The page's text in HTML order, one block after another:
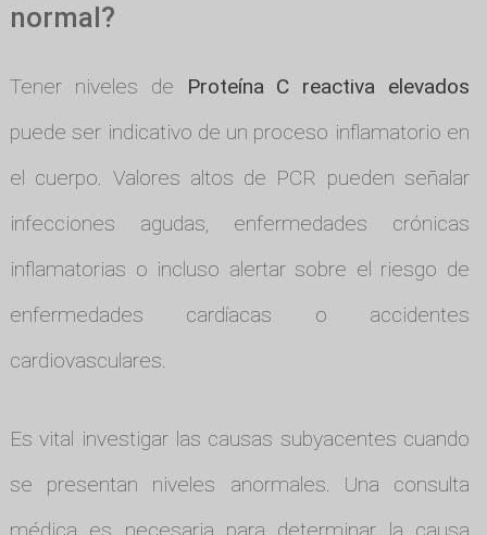
normal?
Tener niveles de
Proteína C reactiva elevados
puede ser indicativo de un proceso inflamatorio en
el cuerpo. Valores altos de PCR pueden señalar
infecciones agudas, enfermedades crónicas
inflamatorias o incluso alertar sobre el riesgo de
enfermedades cardíacas o accidentes
cardiovasculares.
Es vital investigar las causas subyacentes cuando
se presentan niveles anormales. Una consulta